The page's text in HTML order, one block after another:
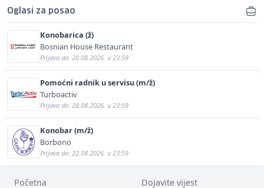
Oglasi za posao
Konobarica (ž)
Bosnian House Restaurant
Prijava do: 20.08.2026. u 23:59
Pomoćni radnik u servisu (m/ž)
Turboactiv
Prijava do: 28.08.2026. u 23:59
Konobar (m/ž)
Borbono
Prijava do: 22.08.2026. u 23:59
Početna Dojavite vijest